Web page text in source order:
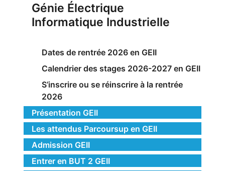
Génie Électrique
Informatique Industrielle
Dates de rentrée 2026 en GEII
Calendrier des stages 2026-2027 en GEII
S’inscrire ou se réinscrire à la rentrée
2026
Présentation GEII
Les attendus Parcoursup en GEII
Admission GEII
Entrer en BUT 2 GEII